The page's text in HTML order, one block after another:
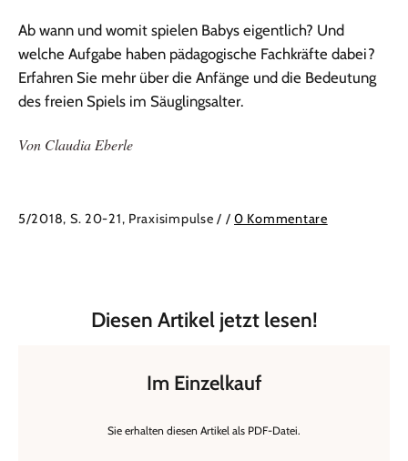
Ab wann und womit spielen Babys eigentlich? Und
welche Aufgabe haben pädagogische Fachkräfte dabei?
Erfahren Sie mehr über die Anfänge und die Bedeutung
des freien Spiels im Säuglingsalter.
Von Claudia Eberle
5/2018, S. 20-21, Praxisimpulse / /0 Kommentare
Diesen Artikel jetzt lesen!
Im Einzelkauf
Sie erhalten diesen Artikel als PDF-Datei.